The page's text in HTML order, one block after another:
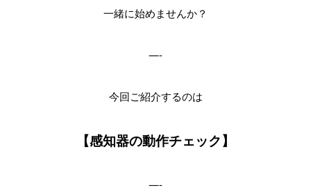
一緒に始めませんか？
—-
今回ご紹介するのは
【感知器の動作チェック】
—-